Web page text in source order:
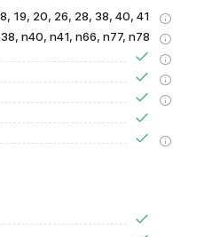
19, 20, 26, 28, 38, 40, 41
n40, n41, n66, n77, n78